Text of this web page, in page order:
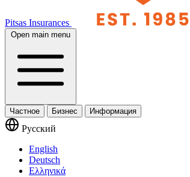
Pitsas Insurances
Open main menu
Частное Бизнес Информация
Русский
English
Deutsch
Ελληνικά